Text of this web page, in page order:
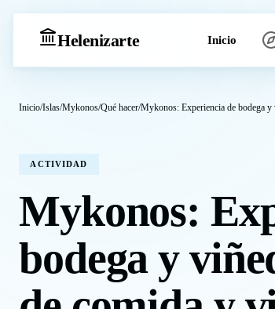
Helenizarte Inicio
Inicio/Islas/Mykonos/Qué hacer/Mykonos: Experiencia de bodega
ACTIVIDAD
Mykonos:
bodega y